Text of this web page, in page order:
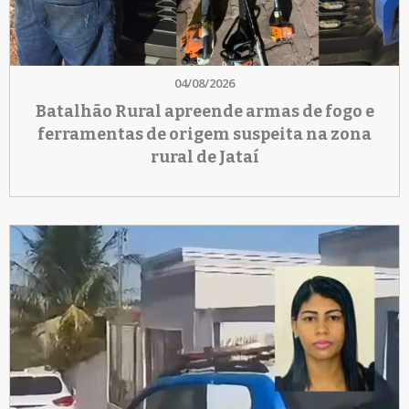
04/08/2026
Batalhão Rural apreende armas de fogo e
ferramentas de origem suspeita na zona
rural de Jataí